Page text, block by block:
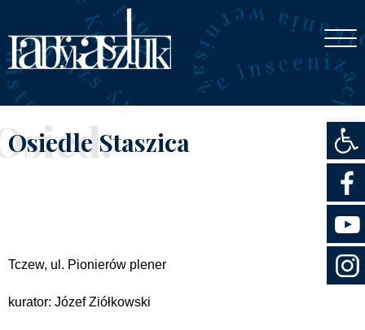
Osiedle Staszica
Tczew, ul. Pionierów plener
kurator: Józef Ziółkowski